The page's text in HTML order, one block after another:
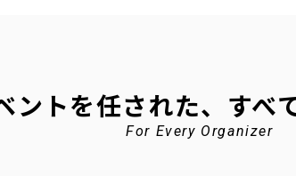
ントを任された、 すべ
For Every Organizer